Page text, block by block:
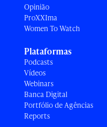
Opinião
ProXXIma
Women To Watch
Plataformas
Podcasts
Vídeos
Webinars
Banca Digital
Portfólio de Agências
Reports